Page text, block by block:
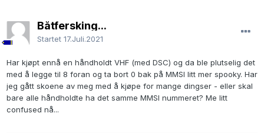
Båtfersking...
Startet 17.Juli.2021
Har kjøpt ennå en håndholdt VHF (med DSC) og da ble plutselig det
med å legge til 8 foran og ta bort 0 bak på MMSI litt mer spooky. Har
jeg gått skoene av meg med å kjøpe for mange dingser - eller skal
bare alle håndholdte ha det samme MMSI nummeret? Me litt
confused nå...